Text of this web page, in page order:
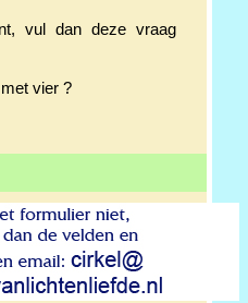
vul dan deze vraag
vier ?